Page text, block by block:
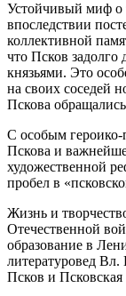
Устойчивый миф о
впоследствии
коллективной
что Псков задолго
князьями. Это
на своих соседей
Пскова
С особым героико-
Пскова и
художественной
пробел в
Жизнь и
Отечественной
образование в
литературовед Вл.
Псков и